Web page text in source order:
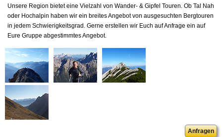
Unsere Region bietet eine Vielzahl von Wander- & Gipfel Touren. Ob Tal Nah
oder Hochalpin haben wir ein breites Angebot von ausgesuchten Bergtouren
in jedem Schwierigkeitsgrad. Gerne erstellen wir Euch auf Anfrage ein auf
Eure Gruppe abgestimmtes Angebot.
Anfragen